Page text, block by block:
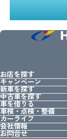
お店を探す
キャンペーン
新車を探す
中古車を探す
車を借りる
車検・点検・整備
カーライフ
会社情報
お問合せ